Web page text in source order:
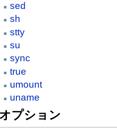
sed
sh
stty
su
sync
true
umount
uname
オプション